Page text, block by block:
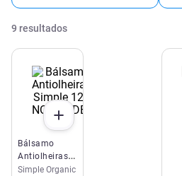
9 resultados
NOVIDADE
Bálsamo
Antiolheiras
Simple 12g
Simple Organic